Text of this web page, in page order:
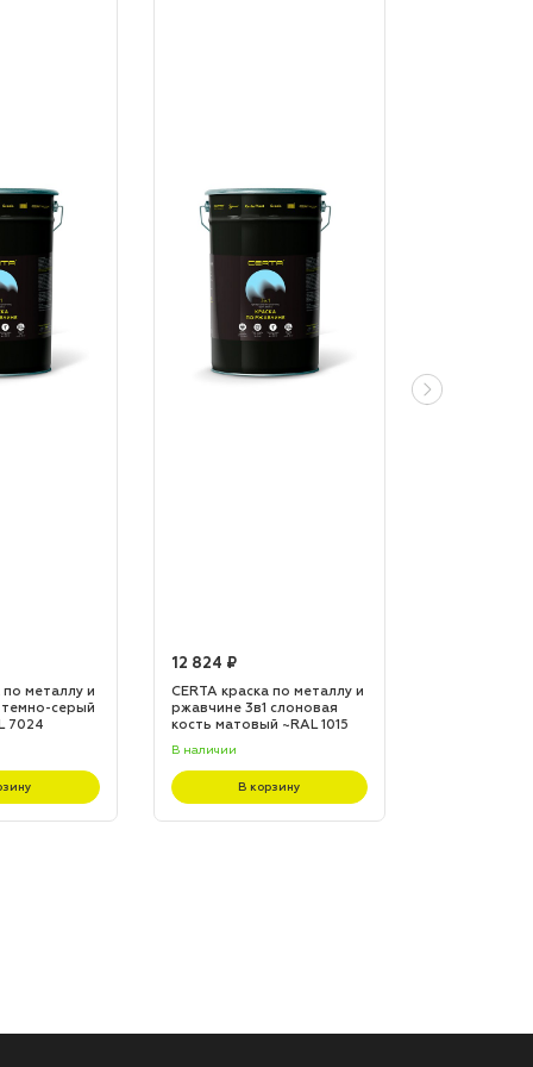
по металлу и
серый
7024
12 824 ₽
CERTA краска по металлу и
ржавчине 3в1 слоновая
кость матовый ~RAL 1015
В наличии
В корзину